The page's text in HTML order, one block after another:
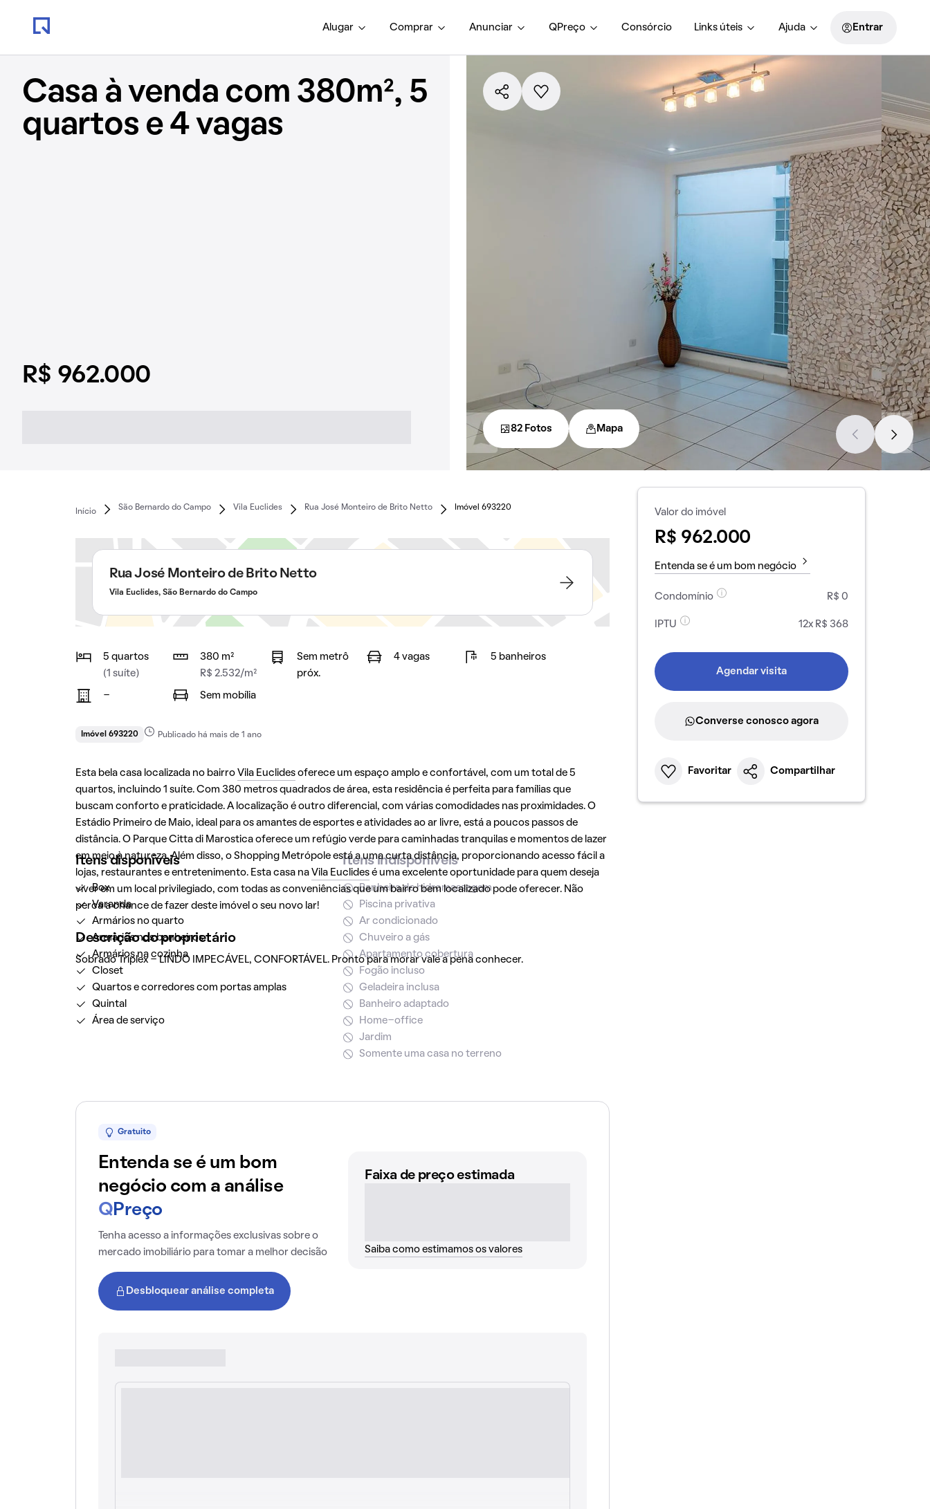
Alugar Comprar Anunciar QPreço Consórcio Links úteis Ajuda Entrar
Casa à venda com 380m², 5
quartos e 4 vagas
R$ 962.000
82 Fotos Mapa
Início
São Bernardo do Campo Vila Euclides Rua José Monteiro de Brito Netto Imóvel 693220
Rua José Monteiro de Brito Netto
Vila Euclides, São Bernardo do Campo
5 quartos
(1 suíte)
380 m²
R$ 2.532/m²
Sem metrô
próx.
4 vagas 5 banheiros
- Sem mobília
Imóvel 693220 Publicado há mais de 1 ano
Esta bela casa localizada no bairro Vila Euclidesoferece um espaço amplo e confortável, com um total de 5
quartos, incluindo 1 suíte. Com 380 metros quadrados de área, esta residência é perfeita para famílias que
buscam conforto e praticidade. A localização é outro diferencial, com várias comodidades nas proximidades. O
Estádio Primeiro de Maio, ideal para os amantes de esportes e atividades ao ar livre, está a poucos passos de
distância. O Parque Citta di Marostica oferece um refúgio verde para caminhadas tranquilas e momentos de lazer
em meio à natureza. Além disso, o Shopping Metrópole está a uma curta distância, proporcionando acesso fácil a
lojas, restaurantes e entretenimento. Esta casa na Vila Euclidesé uma excelente oportunidade para quem deseja
viver em um local privilegiado, com todas as conveniências que um bairro bem localizado pode oferecer. Não
perca a chance de fazer deste imóvel o seu novo lar!
Descrição do proprietário
Sobrado Triplex - LINDO IMPECÁVEL, CONFORTÁVEL. Pronto para morar vale a pena conhecer.
Itens disponíveis
Box
Varanda
Armários no quarto
Armários nos banheiros
Armários na cozinha
Closet
Quartos e corredores com portas amplas
Quintal
Área de serviço
Itens indisponíveis
Banheira de hidromassagem
Piscina privativa
Ar condicionado
Chuveiro a gás
Apartamento cobertura
Fogão incluso
Geladeira inclusa
Banheiro adaptado
Home-office
Jardim
Somente uma casa no terreno
Gratuito
Entenda se é um bom
negócio com a análise
Q Preço
Tenha acesso a informações exclusivas sobre o
mercado imobiliário para tomar a melhor decisão
Desbloquear análise completa
Faixa de preço estimada
Saiba como estimamos os valores
Valor do imóvel
R$ 962.000
Entenda se é um bom negócio
Condomínio R$ 0
IPTU 12x R$ 368
Agendar visita
Converse conosco agora
Favoritar Compartilhar